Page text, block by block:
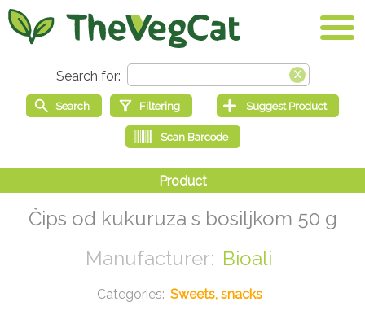
Čips od kukuruza s bosiljkom 50 g
Bioali
Sweets, snacks